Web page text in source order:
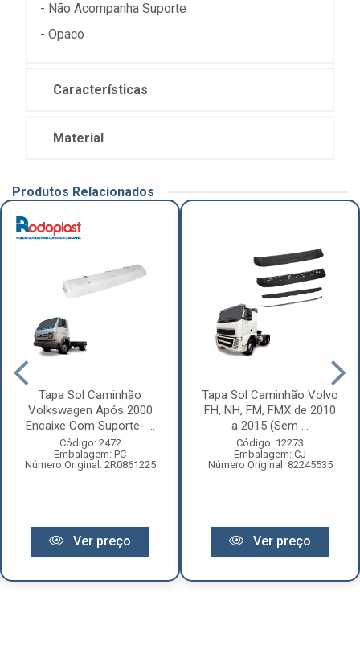
- Não Acompanha Suporte
- Opaco
Características
Material
Produtos Relacionados
Tapa Sol Caminhão
Volkswagen Após 2000
Encaixe Com Suporte- ...
Código: 2472
Embalagem: PC
Número Original: 2R0861225
Ver preço
Tapa Sol Caminhão Volvo
FH, NH, FM, FMX de 2010
a 2015 (Sem ...
Código: 12273
Embalagem: CJ
Número Original: 82245535
Ver preço